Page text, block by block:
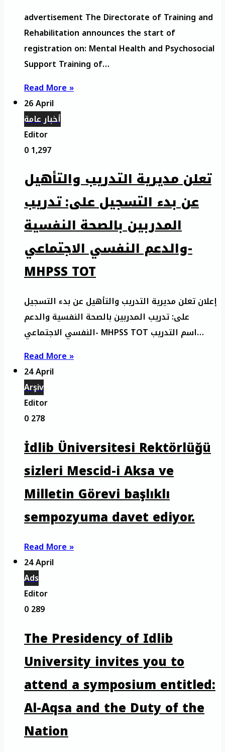
advertisement The Directorate of Training and
Rehabilitation announces the start of
registration on: Mental Health and Psychosocial
Support Training of…
Read More »
26 April
أخبار عامة
Editor
01,297
تعلن مديرية التدريب والتأهيل
عن بدء التسجيل على: تدريب
المدربين بالصحة النفسية
والدعم النفسي الاجتماعي-
MHPSS TOT
إعلان تعلن مديرية التدريب والتأهيل عن بدء التسجيل
على: تدريب المدربين بالصحة النفسية والدعم
النفسي الاجتماعي- MHPSS TOT اسم التدريب…
Read More »
24 April
Arşiv
Editor
0278
İdlib Üniversitesi Rektörlüğü
sizleri Mescid-i Aksa ve
Milletin Görevi başlıklı
sempozyuma davet ediyor.
Read More »
24 April
Ads
Editor
0289
The Presidency of Idlib
University invites you to
attend a symposium entitled:
Al-Aqsa and the Duty of the
Nation